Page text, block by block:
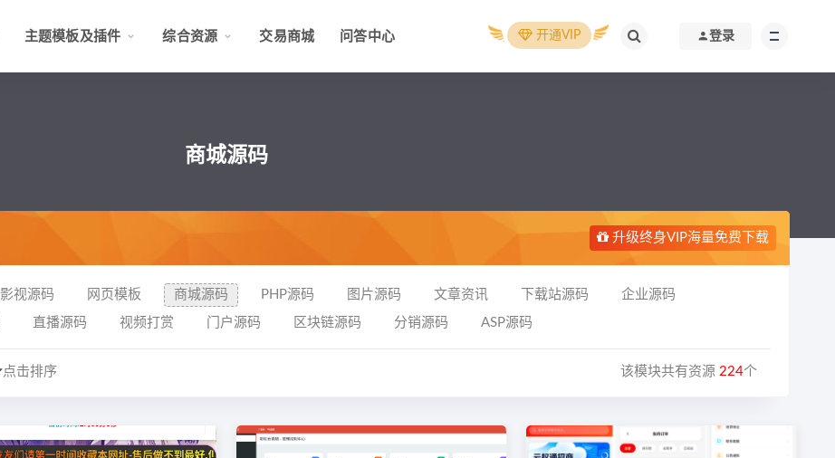
主题模板及插件 综合资源 交易商城 问答中心 开通VIP 登录
商城源码
升级终身VIP海量免费下载
影视源码 网页模板 商城源码 PHP源码 图片源码 文章资讯 下载站源码 企业源码
直播源码 视频打赏 门户源码 区块链源码 分销源码 ASP源码
点击排序 该模块共有资源 224个